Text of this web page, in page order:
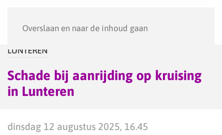
Overslaan en naar de inhoud gaan
LUNTEREN
Schade bij aanrijding op kruising
in Lunteren
dinsdag 12 augustus 2025, 16.45